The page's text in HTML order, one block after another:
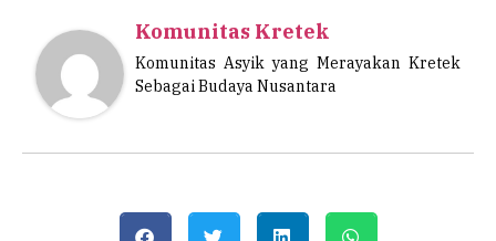
Komunitas Kretek
Komunitas Asyik yang Merayakan Kretek
Sebagai Budaya Nusantara